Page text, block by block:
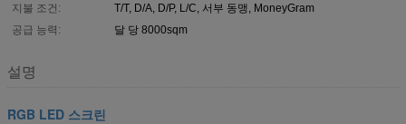
지불 조건:
T/T, D/A, D/P, L/C, 서부 동맹, MoneyGram
공급 능력:
달 당 8000sqm
설명
RGB LED 스크린